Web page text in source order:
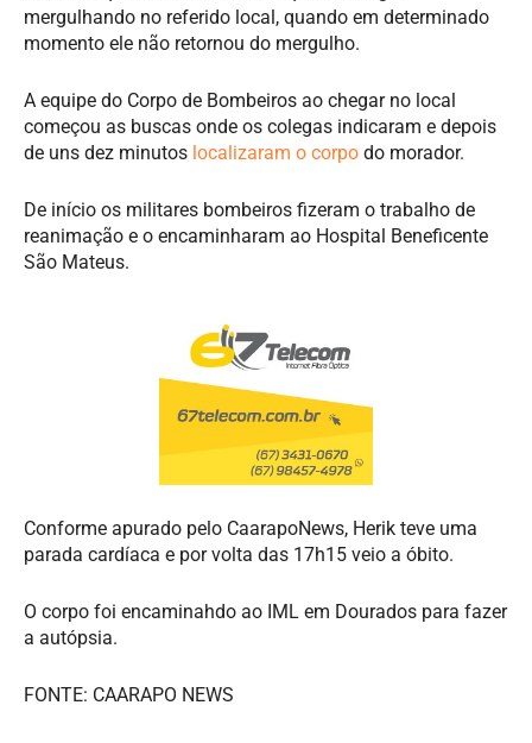
mergulhando no referido local, quando em determinado
momento ele não retornou do mergulho.
A equipe do Corpo de Bombeiros ao chegar no local
começou as buscas onde os colegas indicaram e depois
de uns dez minutos localizaram o corpo do morador.
De início os militares bombeiros fizeram o trabalho de
reanimação e o encaminharam ao Hospital Beneficente
São Mateus.
Conforme apurado pelo CaarapoNews, Herik teve uma
parada cardíaca e por volta das 17h15 veio a óbito.
O corpo foi encaminahdo ao IML em Dourados para fazer
a autópsia.
FONTE: CAARAPO NEWS